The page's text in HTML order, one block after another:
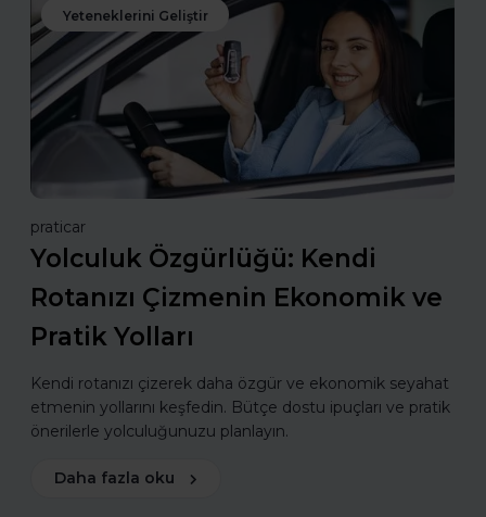
Yeteneklerini Geliştir
praticar
Yolculuk Özgürlüğü: Kendi
Rotanızı Çizmenin Ekonomik ve
Pratik Yolları
Kendi rotanızı çizerek daha özgür ve ekonomik seyahat
etmenin yollarını keşfedin. Bütçe dostu ipuçları ve pratik
önerilerle yolculuğunuzu planlayın.
Daha fazla oku